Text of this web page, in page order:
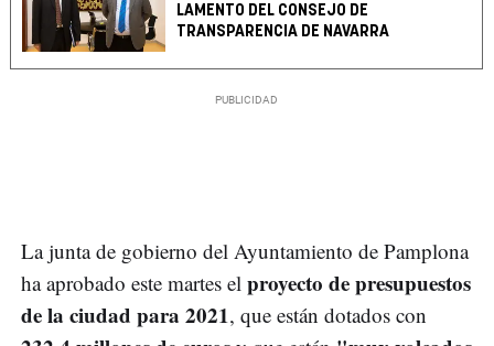
LAMENTO DEL CONSEJO DE
TRANSPARENCIA DE NAVARRA
La junta de gobierno del Ayuntamiento de Pamplona
ha aprobado este martes el proyecto de presupuestos
de la ciudad para 2021, que están dotados con